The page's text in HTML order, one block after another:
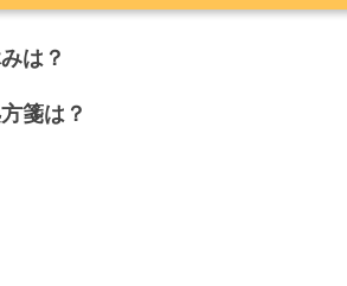
は？
箋は？